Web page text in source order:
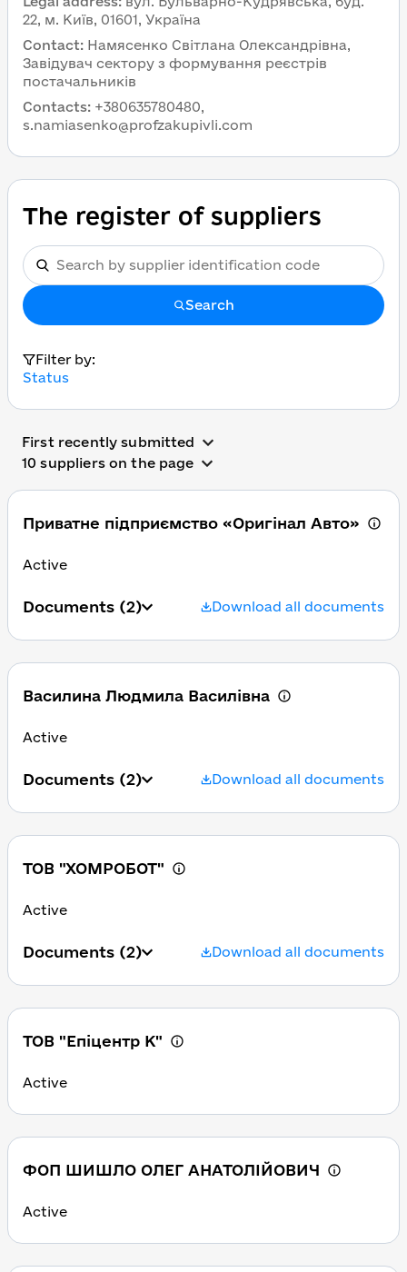
22, м. Київ, 01601, Україна
Contact: Намясенко Світлана Олександрівна,
Завідувач сектору з формування реєстрів
постачальників
Contacts: +380635780480,
s.namiasenko@profzakupivli.com
The register of suppliers
Search
Filter by:
Status
First recently submitted
10 suppliers on the page
Приватне підприємство «Оригінал Авто»
Active
Documents (2) Download all documents
Василина Людмила Василівна
Active
Documents (2) Download all documents
ТОВ "ХОМРОБОТ"
Active
Documents (2) Download all documents
ТОВ "Епіцентр К"
Active
ФОП ШИШЛО ОЛЕГ АНАТОЛІЙОВИЧ
Active